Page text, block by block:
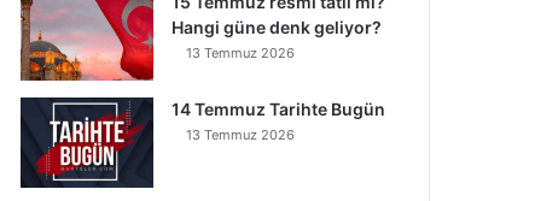
r
e
İ
s
B
u
Hangi güne denk geliyor?
13 Temmuz 2026
14 Temmuz Tarihte Bugün
13 Temmuz 2026